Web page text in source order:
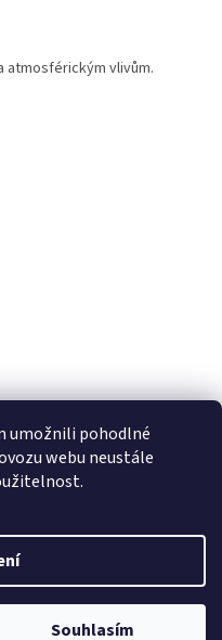
umožnili pohodlné
webu neustále
Souhlasím
atmosférickým vlivům.
práva vyhrazena.
cookies